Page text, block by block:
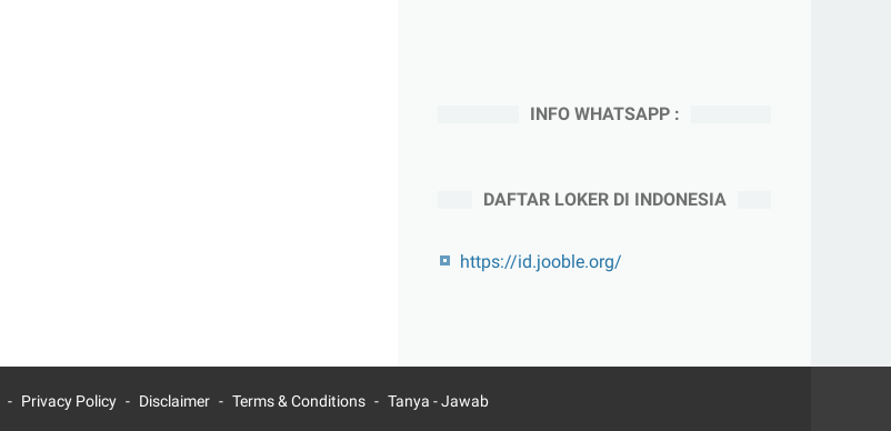
INFO WHATSAPP :
DAFTAR LOKER DI INDONESIA
https://id.jooble.org/
Privacy Policy Disclaimer Terms & Conditions Tanya - Jawab